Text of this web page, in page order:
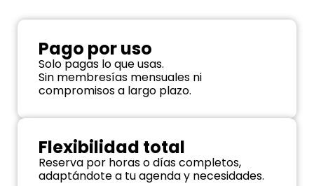
Pago por uso
Solo pagas lo que usas.
Sin membresías mensuales ni
compromisos a largo plazo.
Flexibilidad total
Reserva por horas o días completos,
adaptándote a tu agenda y necesidades.